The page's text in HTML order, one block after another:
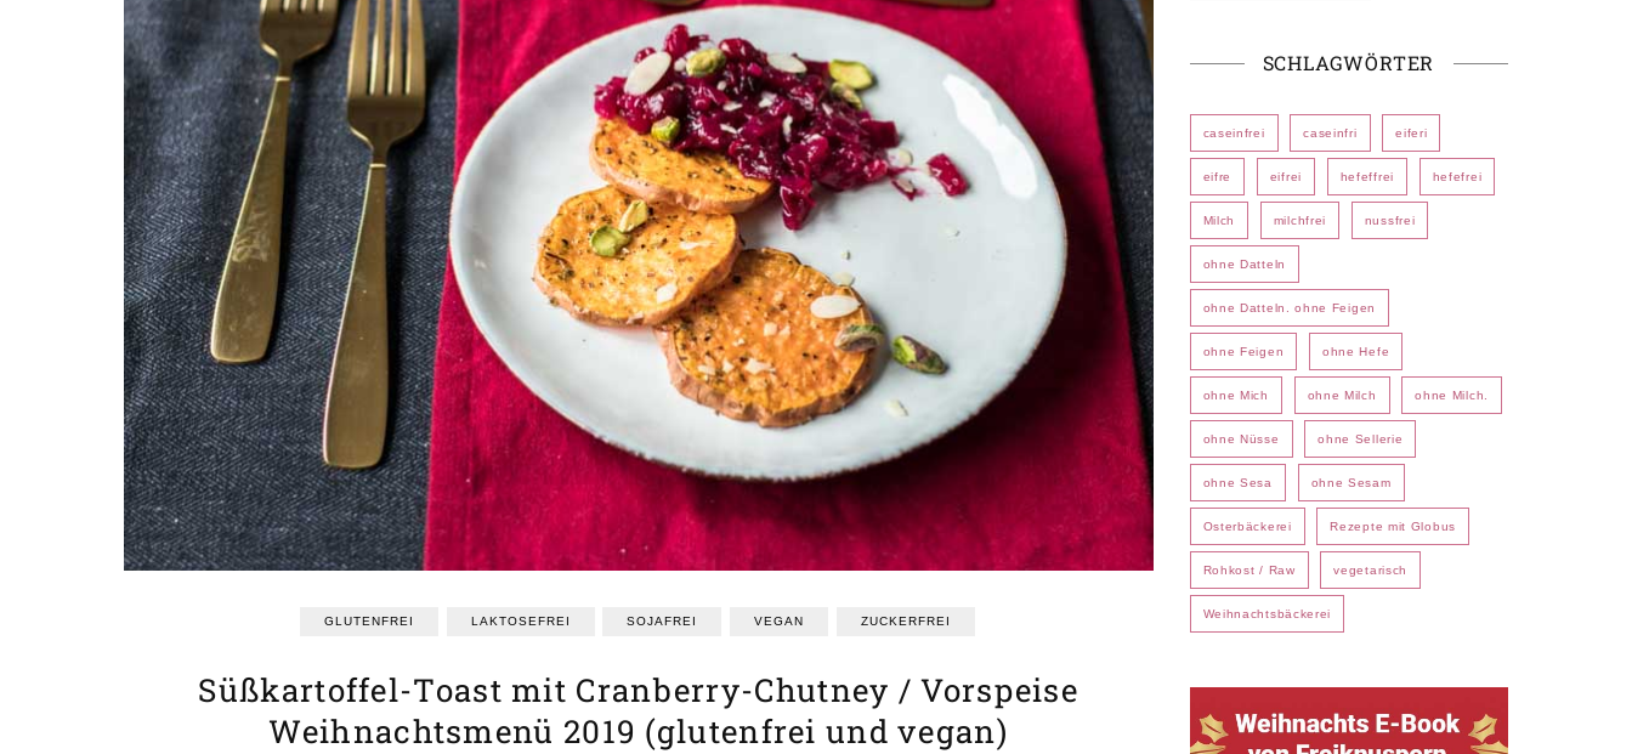
REZEPTEINDEX
GLUTENFREI LAKTOSEFREI SOJAFREI VEGAN ZUCKERFREI
Süßkartoffel-Toast mit Cranberry-Chutney / Vorspeise
Weihnachtsmenü 2019 (glutenfrei und vegan)
SCHLAGWÖRTER
caseinfrei caseinfri eiferi
eifre eifrei hefeffrei hefefrei
Milch milchfrei nussfrei
ohne Datteln
ohne Datteln. ohne Feigen
ohne Feigen ohne Hefe
ohne Mich ohne Milch ohne Milch.
ohne Nüsse ohne Sellerie
ohne Sesa ohne Sesam
Osterbäckerei Rezepte mit Globus
Rohkost / Raw vegetarisch
Weihnachtsbäckerei